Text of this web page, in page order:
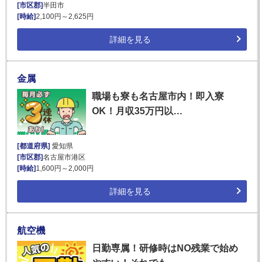
[市区郡]半田市
[時給]2,100円～2,625円
詳細を見る
金属
職場も寮も名古屋市内！即入寮
OK！月収35万円以…
[都道府県]愛知県
[市区郡]名古屋市港区
[時給]1,600円～2,000円
詳細を見る
航空機
日勤専属！研修時はNO残業で始め